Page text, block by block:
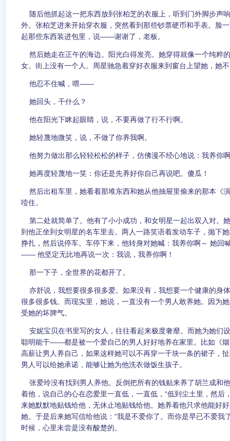
随后他抓起这一把东西放到张柏芝的衣服上，听到门外脚步声
外。张柏芝进来开始穿衣服，突然看到那些钞票硬币和手表。脸
起那些东西装进包里，说——谢谢了，老板。
然后她走在正午的海边。阳光白得发亮。她穿得就像一个纯粹
女。街上没有一个人。周星驰急着穿好衣服来到窗台上望她，她
他忍不住喊，喂——
她回头，干什么？
他在阳光下眯起眼睛，说，不要再做了行不行啊。
她轻蔑地微笑，说，不做了你养我啊。
他努力做出那么轻轻松松的样子，仿佛漫不经心地说：我养你
她再度轻蔑地一笑：你还是先养好你自己再说吧。傻瓜！
然后出租车里，她看着那堆东西和她从他抽屉里偷来的那本《
噎住。
第二处就简单了。他有了小小成功，和女明星一起出双入对。
到他正坐到女明星的名车里去。两人一路笑语着发动车子，抛下
挣扎，然后说停车。车停下来，他转身对她喊：我养你啊～ 她回
—— 他坚定无比地再说一次：我说，我养你啊！
那一下子，全世界的花都开了。
亦舒说，我想要很多很多爱。如果没有，我想要一个健康的身
很多很多钱。而现实里，她说，一直没有一个男人敢养她。因为
受她的坏脾气。
安妮宝贝在书里写的女人，往往看起来极度奢靡。而她为她们
聪明能干——都是被一个爱自己的男人好好地养在家里。比如《
高薪让男人养自己，如果这样她可以不再穿一千块一条的裙子，
男人可以给她承诺，能够让她为他洗衣做饭生孩子。
张爱玲没有找到男人养他。反倒把所有的钱贴来养了胡兰成和
着他，说自己的心在恋爱里一直低，一直低，“低到尘土里，然后
来她默默地贴钱给他，无休止地贴钱给他。她养着他只求他能好
她。于是后来她写信给他说：“我是不爱你了。而你是早已不爱
时候，心里未尝是没有酸楚的。